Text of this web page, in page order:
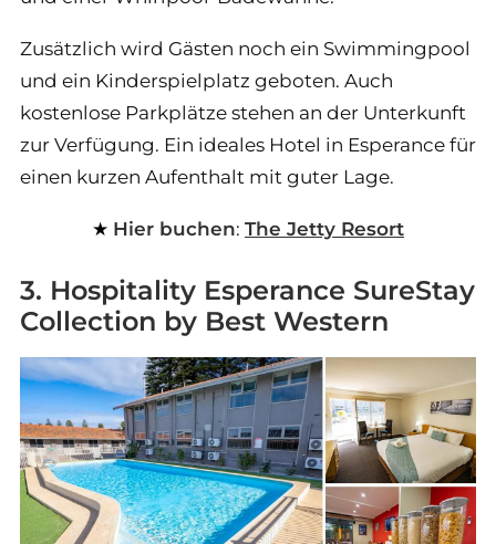
Zusätzlich wird Gästen noch ein Swimmingpool
und ein Kinderspielplatz geboten. Auch
kostenlose Parkplätze stehen an der Unterkunft
zur Verfügung. Ein ideales Hotel in Esperance für
einen kurzen Aufenthalt mit guter Lage.
Hier buchen: The Jetty Resort
3. Hospitality Esperance SureStay
Collection by Best Western